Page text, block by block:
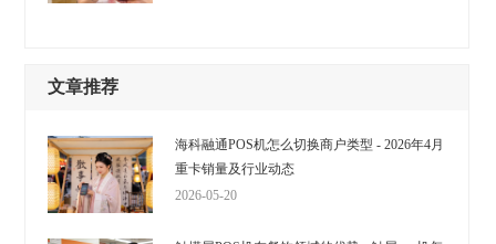
文章推荐
海科融通POS机怎么切换商户类型 - 2026年4月
重卡销量及行业动态
2026-05-20